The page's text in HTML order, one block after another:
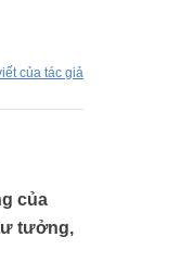
của tác giả
của
tưởng,